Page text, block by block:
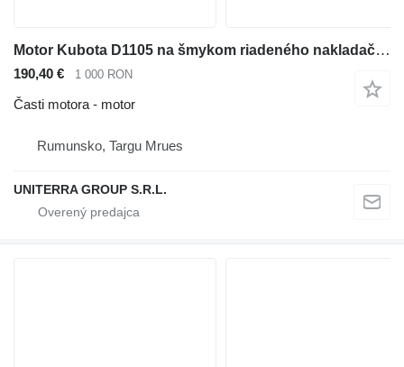
Motor Kubota D1105 na šmykom riadeného nakladača Bobcat 753
190,40 € 1 000 RON
Časti motora - motor
Rumunsko, Targu Mrues
UNITERRA GROUP S.R.L.